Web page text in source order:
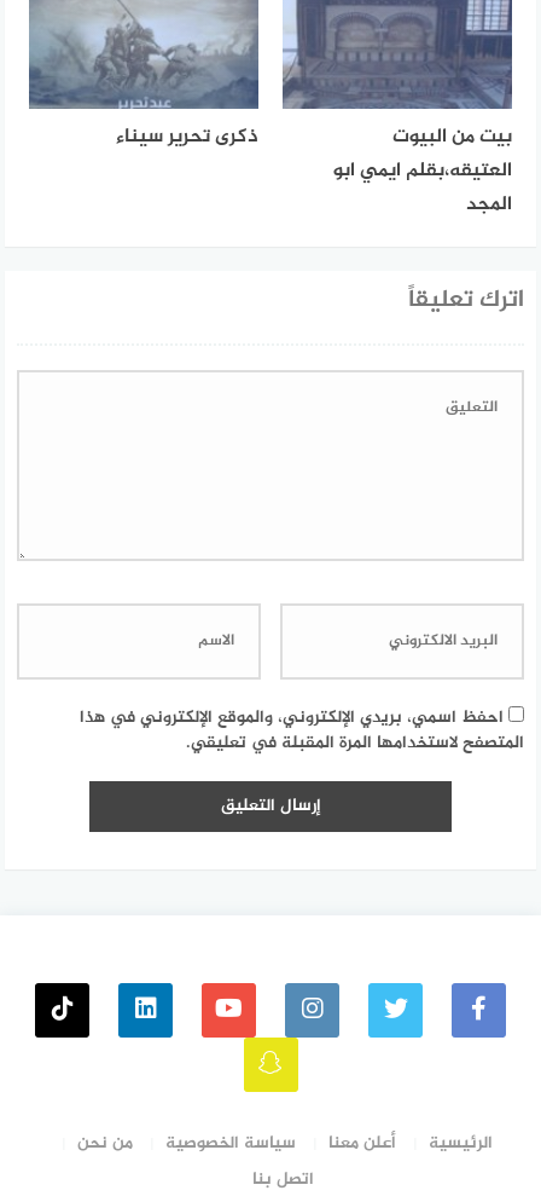
بيت من البيوت
العتيقه،بقلم ايمي ابو
المجد
ذكرى تحرير سيناء
اترك تعليقاً
احفظ اسمي، بريدي الإلكتروني، والموقع الإلكتروني في هذا
المتصفح لاستخدامها المرة المقبلة في تعليقي.
الرئيسية أعلن معنا سياسة الخصوصية
من نحن
اتصل بنا